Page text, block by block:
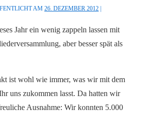
AM 26. DEZEMBER 2012
Jahr ein wenig zappeln lassen mit
aber besser spät als
ist wohl wie immer, was wir mit dem
uns zukommen lasst. Da hatten wir
Ausnahme: Wir konnten 5.000